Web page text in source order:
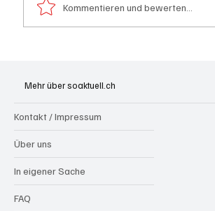
Kommentieren und bewerten...
Mehr über soaktuell.ch
Kontakt / Impressum
Über uns
In eigener Sache
FAQ